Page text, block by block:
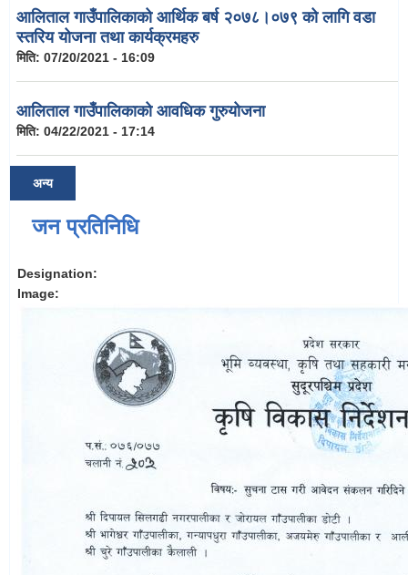
आलिताल गाउँपालिकाको आर्थिक बर्ष २०७८।०७९ को लागि वडा
स्तरिय योजना तथा कार्यक्रमहरु
मिति: 07/20/2021 - 16:09
आलिताल गाउँपालिकाको आवधिक गुरुयोजना
मिति: 04/22/2021 - 17:14
अन्य
जन प्रतिनिधि
Designation:
Image: